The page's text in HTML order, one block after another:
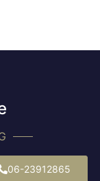
06-23912865